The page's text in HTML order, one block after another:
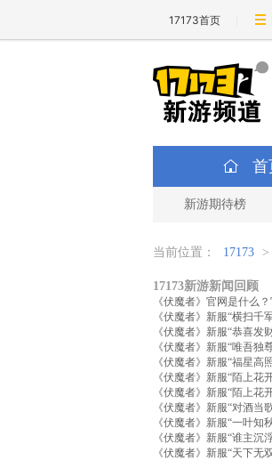
17173首页
首
新游期待榜
当前位置： 17173 >
17173新游新闻回顾
《伏魔者》官网是什么
《伏魔者》新服“横扫千
《伏魔者》新服“恭喜发
《伏魔者》新服“唯吾独
《伏魔者》新服“福星高
《伏魔者》新服“陌上花
《伏魔者》新服“陌上花
《伏魔者》新服“对酒当
《伏魔者》新服“一叶知
《伏魔者》新服“谁主沉
《伏魔者》新服“天下无